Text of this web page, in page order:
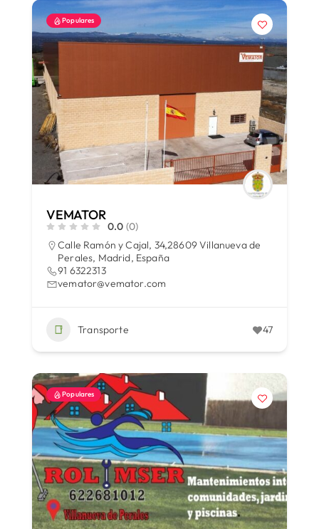
Populares
VEMATOR
0.0 (0)
Calle Ramón y Cajal, 34,28609 Villanueva de
Perales, Madrid, España
91 6322313
vemator@vemator.com
Transporte 47
Populares